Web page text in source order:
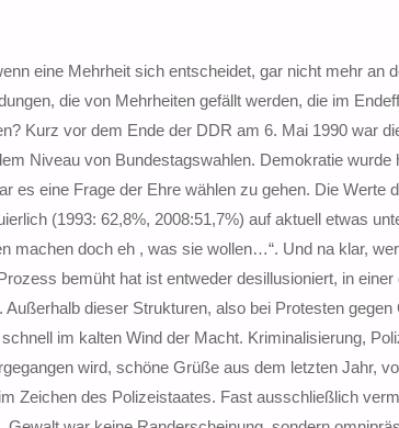
eine Mehrheit sich entscheidet, gar nicht mehr an
die von Mehrheiten gefällt werden, die im
Kurz vor dem Ende der DDR am 6. Mai 1990 war
Niveau von Bundestagswahlen. Demokratie wurde
es eine Frage der Ehre wählen zu gehen. Die Werte
(1993: 62,8%, 2008:51,7%) auf aktuell etwas
machen doch eh , was sie wollen…“. Und na klar,
bemüht hat ist entweder desillusioniert, in einer
dieser Strukturen, also bei Protesten gegen
im kalten Wind der Macht. Kriminalisierung,
wird, schöne Grüße aus dem letzten Jahr,
Zeichen des Polizeistaates. Fast ausschließlich